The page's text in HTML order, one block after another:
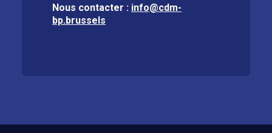
Nous contacter : info@cdm-
bp.brussels